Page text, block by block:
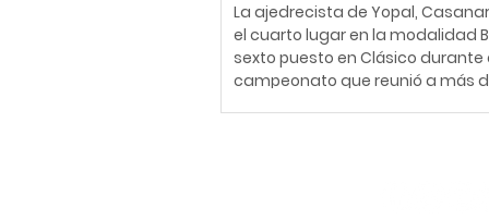
La ajedrecista de Yopal,
el cuarto lugar en la modalidad
sexto puesto en Clásico durante
campeonato que reunió a más